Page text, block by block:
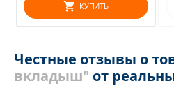
КУПИТЬ
Честные отзывы о
вкладыш" от